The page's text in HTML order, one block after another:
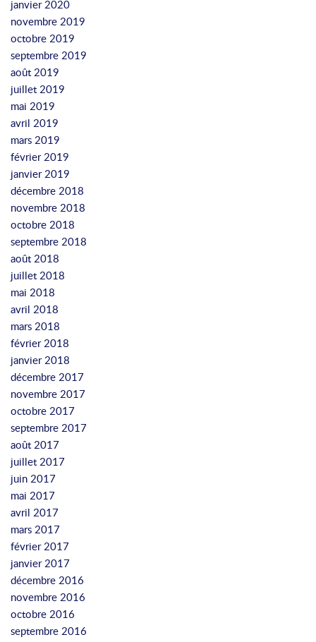
janvier 2020
novembre 2019
octobre 2019
septembre 2019
août 2019
juillet 2019
mai 2019
avril 2019
mars 2019
février 2019
janvier 2019
décembre 2018
novembre 2018
octobre 2018
septembre 2018
août 2018
juillet 2018
mai 2018
avril 2018
mars 2018
février 2018
janvier 2018
décembre 2017
novembre 2017
octobre 2017
septembre 2017
août 2017
juillet 2017
juin 2017
mai 2017
avril 2017
mars 2017
février 2017
janvier 2017
décembre 2016
novembre 2016
octobre 2016
septembre 2016